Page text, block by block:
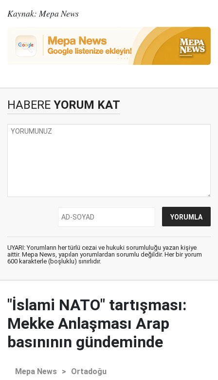
Kaynak: Mepa News
HABERE YORUM KAT
UYARI: Yorumların her türlü cezai ve hukuki sorumluluğu yazan kişiye
aittir. Mepa News, yapılan yorumlardan sorumlu değildir. Her bir yorum
600 karakterle (boşluklu) sınırlıdır.
"İslami NATO" tartışması:
Mekke Anlaşması Arap
basınının gündeminde
Mepa News > Ortadoğu